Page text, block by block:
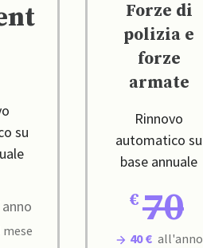
su
mese
Forze di
polizia e
forze
armate
Rinnovo
automatico su
base annuale
70
40 € all'anno